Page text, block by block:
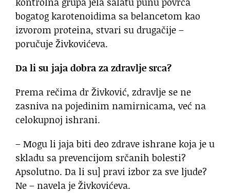
bogatog karotenoidima sa belancetom kao
izvorom proteina, stvari su drugačije –
poručuje Živkovićeva.
Da li su jaja dobra za zdravlje srca?
Prema rečima dr Živković, zdravlje se ne
zasniva na pojedinim namirnicama, već na
celokupnoj ishrani.
– Mogu li jaja biti deo zdrave ishrane koja je u
skladu sa prevencijom srčanih bolesti?
Apsolutno. Da li su] pravi izbor za sve ljude?
Ne – navela je Živkovićeva.